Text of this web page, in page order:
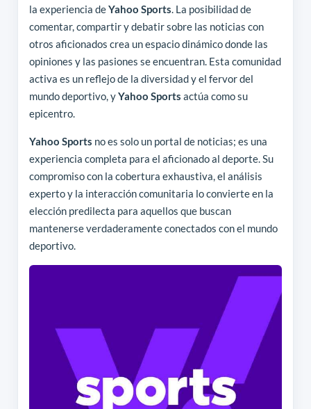
la experiencia deYahoo Sports. La posibilidad de
comentar, compartir y debatir sobre las noticias con
otros aficionados crea un espacio dinámico donde las
opiniones y las pasiones se encuentran. Esta comunidad
activa es un reflejo de la diversidad y el fervor del
mundo deportivo, yYahoo Sports actúa como su
epicentro.
Yahoo Sports no es solo un portal de noticias; es una
experiencia completa para el aficionado al deporte. Su
compromiso con la cobertura exhaustiva, el análisis
experto y la interacción comunitaria lo convierte en la
elección predilecta para aquellos que buscan
mantenerse verdaderamente conectados con el mundo
deportivo.